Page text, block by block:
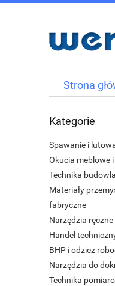
Strona
Kategorie
Spawanie i
Okucia meblowe
Technika
Materiały
fabryczne
Narzędzia ręczne
Handel
BHP i odzież
Narzędzia do
Technika